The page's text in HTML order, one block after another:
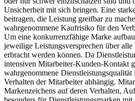
Unsicherheit mit sich bringen. Eine
beitragen, die Leistung greifbar zu
wahrgenommene Kaufrisiko für den
Um eine konkurrenzfähige Marke
jeweilige Leistungsversprechen über
erbracht werden können. Da
intensiven Mitarbeiter-Kunden-Kontakt
wahrgenommene
Verhalten der Mitarbeiter abhängig.
Markenzeichens auf deren Verhalten,